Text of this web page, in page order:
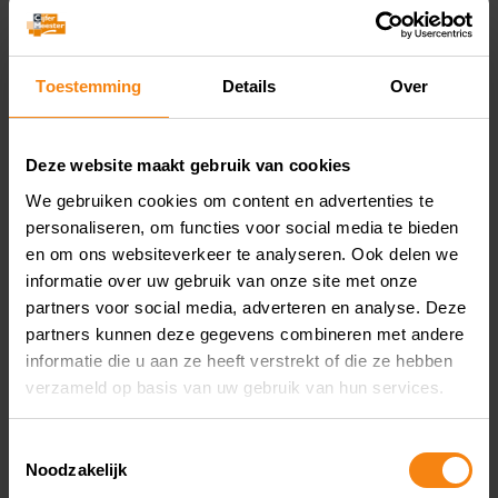
Toestemming Details Over
Deze website maakt gebruik van cookies
We gebruiken cookies om content en advertenties te
personaliseren, om functies voor social media te bieden
en om ons websiteverkeer te analyseren. Ook delen we
informatie over uw gebruik van onze site met onze
partners voor social media, adverteren en analyse. Deze
partners kunnen deze gegevens combineren met andere
informatie die u aan ze heeft verstrekt of die ze hebben
verzameld op basis van uw gebruik van hun services.
Noodzakelijk
Nadere invulling van
begrip “werkelijk